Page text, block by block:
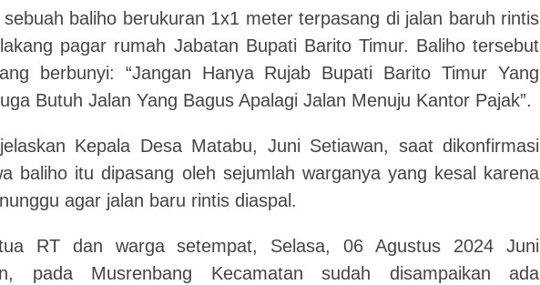
baliho berukuran 1x1 meter terpasang di jalan baruh rintis
pagar rumah Jabatan Bupati Barito Timur. Baliho tersebut
berbunyi: “Jangan Hanya Rujab Bupati Barito Timur Yang
Butuh Jalan Yang Bagus Apalagi Jalan Menuju Kantor Pajak”.
Kepala Desa Matabu, Juni Setiawan, saat dikonfirmasi
baliho itu dipasang oleh sejumlah warganya yang kesal karena
agar jalan baru rintis diaspal.
RT dan warga setempat, Selasa, 06 Agustus 2024 Juni
pada Musrenbang Kecamatan sudah disampaikan ada